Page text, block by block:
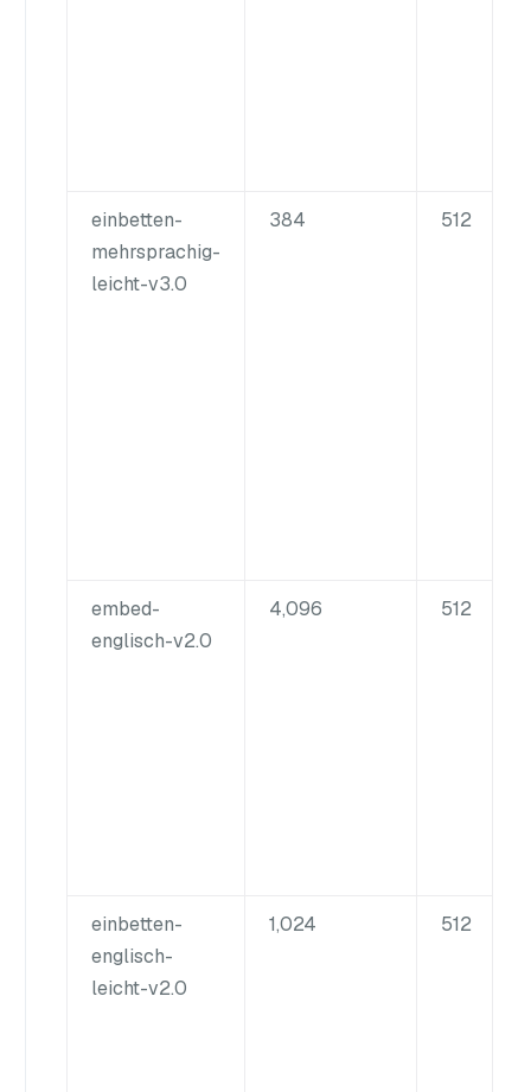
einbetten-
mehrsprachig-
leicht-v3.0
384 512
embed-
englisch-v2.0
4,096 512
einbetten-
englisch-
leicht-v2.0
1,024 512